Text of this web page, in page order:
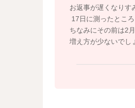
よかったら参考にな
どうぞよろしくお願
お返事が遅くなりす
17日に測ったとこ
ちなみにその前は2
増え方が少ないでし